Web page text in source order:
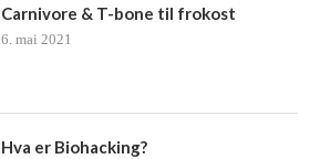
Carnivore & T-bone til frokost
6. mai 2021
Hva er Biohacking?